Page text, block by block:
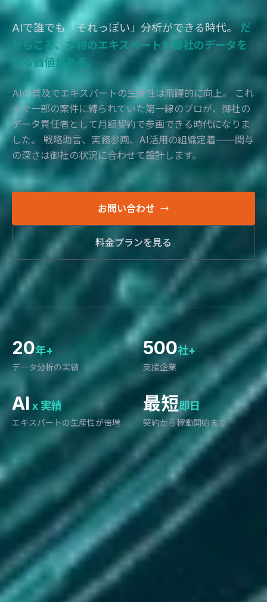
AIで誰でも「それっぽい」分析ができる時代。
だ
からこそ、本物のエキスパートが御社のデータを
司る価値がある。
AIの普及でエキスパートの生産性は飛躍的に向上。
これ
まで一部の案件に縛られていた第一線のプロが、御社の
データ責任者として月額契約で参画できる時代になりま
した。
戦略助言、実務参画、AI活用の組織定着——関与
の深さは御社の状況に合わせて設計します。
お問い合わせ
料金プランを見る
20年+
データ分析の実績
500社+
支援企業
AI x 実績
エキスパートの生産性が倍増
最短即日
契約から稼働開始まで